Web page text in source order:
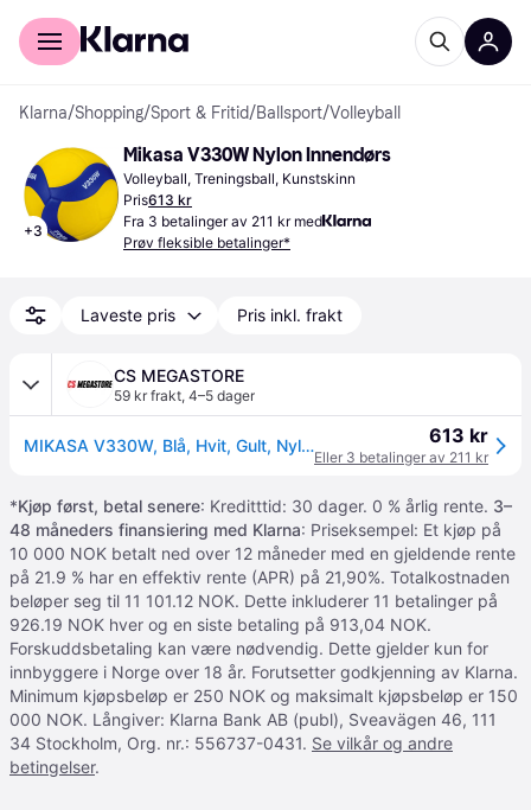
For kunder
Klarna/Shopping/Sport & Fritid/Ballsport/Volleyball
+3
Mikasa V330W Nylon Innendørs
Volleyball, Treningsball, Kunstskinn
Pris613 kr
Fra 3 betalinger av 211 kr med
Prøv fleksible betalinger*
Laveste pris Pris inkl. frakt
CS MEGASTORE
59 kr frakt, 4–5 dager
MIKASA V330W, Blå, Hvit, Gult, Nylon, Innendørs, FIVB, Mønster, 1 stykker 613 kr
Eller 3 betalinger av 211 kr
*Kjøp først, betal senere: Kreditttid: 30 dager. 0 % årlig rente. 3–
48 måneders finansiering med Klarna: Priseksempel: Et kjøp på
10 000 NOK betalt ned over 12 måneder med en gjeldende rente
på 21.9 % har en effektiv rente (APR) på 21,90%. Totalkostnaden
beløper seg til 11 101.12 NOK. Dette inkluderer 11 betalinger på
926.19 NOK hver og en siste betaling på 913,04 NOK.
Forskuddsbetaling kan være nødvendig. Dette gjelder kun for
innbyggere i Norge over 18 år. Forutsetter godkjenning av Klarna.
Minimum kjøpsbeløp er 250 NOK og maksimalt kjøpsbeløp er 150
000 NOK. Långiver: Klarna Bank AB (publ), Sveavägen 46, 111
34 Stockholm, Org. nr.: 556737-0431. Se vilkår og andre
betingelser.